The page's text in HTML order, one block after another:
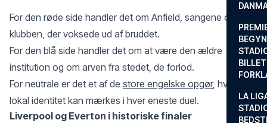
LA
For den røde side handler det om Anfield, sangene og
klubben, der voksede ud af bruddet.
For den blå side handler det om at være den ældre
institution og om arven fra stedet, de forlod.
For neutrale er det et af de store engelske opgør, hvor
lokal identitet kan mærkes i hver eneste duel.
Liverpool og Everton i historiske finaler